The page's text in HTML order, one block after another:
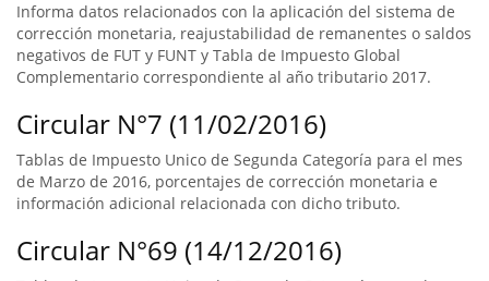
Informa datos relacionados con la aplicación del sistema de
corrección monetaria, reajustabilidad de remanentes o saldos
negativos de FUT y FUNT y Tabla de Impuesto Global
Complementario correspondiente al año tributario 2017.
Circular N°7 (11/02/2016)
Tablas de Impuesto Unico de Segunda Categoría para el mes
de Marzo de 2016, porcentajes de corrección monetaria e
información adicional relacionada con dicho tributo.
Circular N°69 (14/12/2016)